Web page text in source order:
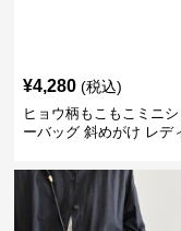
¥4,280 (税込)
ヒョウ柄もこもこミニ
ーバッグ 斜めがけ レデ